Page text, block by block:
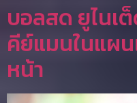
บอลสด ยูไนเ
คีย์แมนในแผ
หน้า